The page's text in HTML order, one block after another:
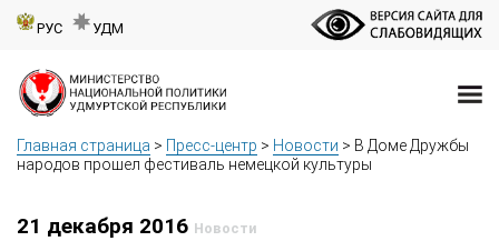
РУС УДМ
Главная страница > Пресс-центр > Новости > В Доме Дружбы
народов прошел фестиваль немецкой культуры
21 декабря 2016 Новости